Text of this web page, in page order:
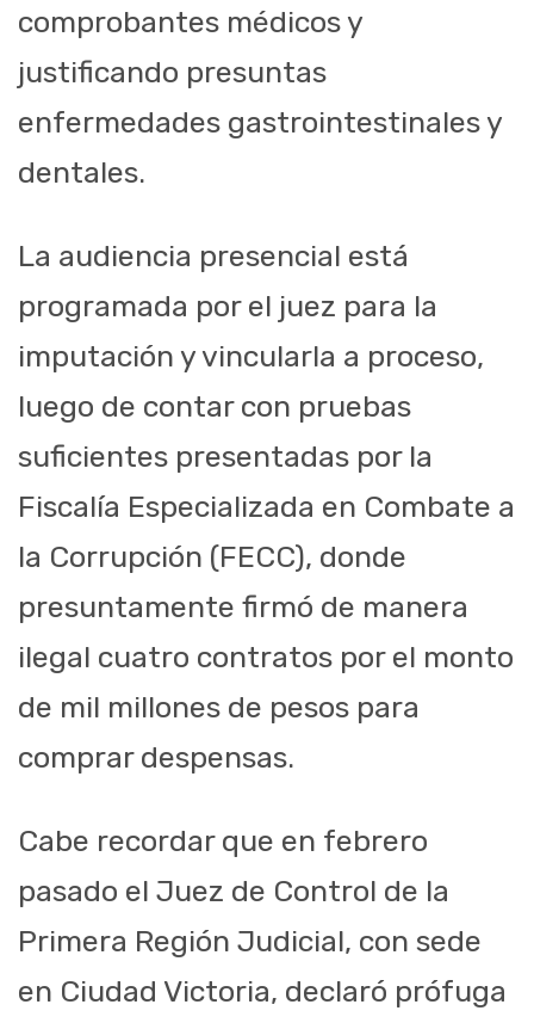
comprobantes médicos y
justificando presuntas
enfermedades gastrointestinales y
dentales.
La audiencia presencial está
programada por el juez para la
imputación y vincularla a proceso,
luego de contar con pruebas
suficientes presentadas por la
Fiscalía Especializada en Combate a
la Corrupción (FECC), donde
presuntamente firmó de manera
ilegal cuatro contratos por el monto
de mil millones de pesos para
comprar despensas.
Cabe recordar que en febrero
pasado el Juez de Control de la
Primera Región Judicial, con sede
en Ciudad Victoria, declaró prófuga